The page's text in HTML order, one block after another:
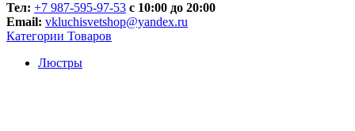
Тел: +7 987-595-97-53 с 10:00 до 20:00
Email: vkluchisvetshop@yandex.ru
Категории Товаров
Люстры